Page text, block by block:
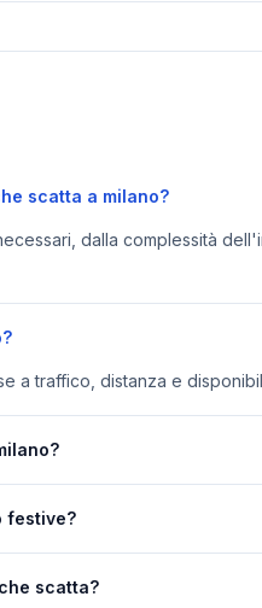
scatta a milano?
dalla complessità
a traffico, distanza e
festive?
scatta?